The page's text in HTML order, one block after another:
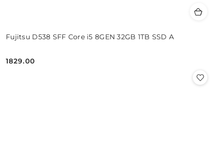
Fujitsu D538 SFF Core i5 8GEN 32GB 1TB SSD A
Cena:
1829.00